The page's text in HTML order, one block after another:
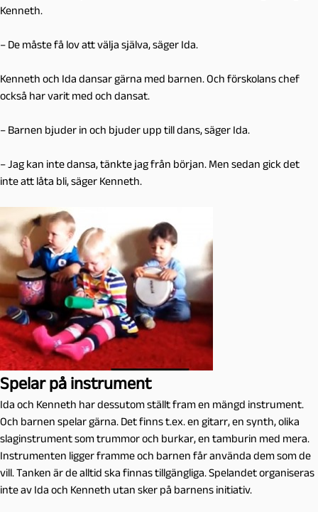
Kenneth.
– De måste få lov att välja själva, säger Ida.
Kenneth och Ida dansar gärna med barnen. Och förskolans chef
också har varit med och dansat.
– Barnen bjuder in och bjuder upp till dans, säger Ida.
– Jag kan inte dansa, tänkte jag från början. Men sedan gick det
inte att låta bli, säger Kenneth.
Spelar på instrument
Ida och Kenneth har dessutom ställt fram en mängd instrument.
Och barnen spelar gärna. Det finns t.ex. en gitarr, en synth, olika
slaginstrument som trummor och burkar, en tamburin med mera.
Instrumenten ligger framme och barnen får använda dem som de
vill. Tanken är de alltid ska finnas tillgängliga. Spelandet organiseras
inte av Ida och Kenneth utan sker på barnens initiativ.